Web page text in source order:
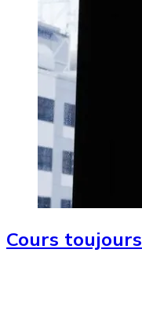
Cours toujours